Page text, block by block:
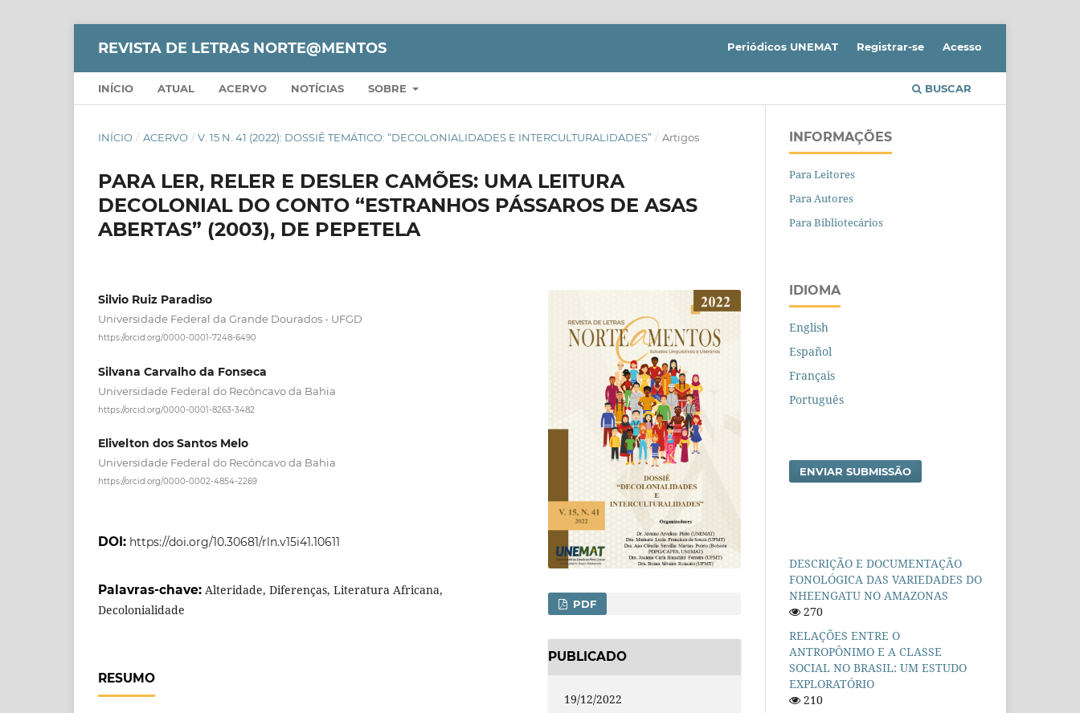
REVISTA DE LETRAS NORTE@MENTOS
INÍCIO ATUAL ACERVO NOTÍCIAS SOBRE BUSCAR
Periódicos UNEMAT Registrar-se Acesso
INÍCIO / ACERVO / V. 15 N. 41 (2022): DOSSIÊ TEMÁTICO: “DECOLONIALIDADES E INTERCULTURALIDADES” / Artigos
PARA LER, RELER E DESLER CAMÕES: UMA LEITURA
DECOLONIAL DO CONTO “ESTRANHOS PÁSSAROS DE ASAS
ABERTAS” (2003), DE PEPETELA
Silvio Ruiz Paradiso
Universidade Federal da Grande Dourados - UFGD
https://orcid.org/0000-0001-7248-6490
Silvana Carvalho da Fonseca
Universidade Federal do Recôncavo da Bahia
https://orcid.org/0000-0001-8263-3482
Elivelton dos Santos Melo
Universidade Federal do Recôncavo da Bahia
https://orcid.org/0000-0002-4854-2269
DOI: https://doi.org/10.30681/rln.v15i41.10611
Palavras-chave: Alteridade, Diferenças, Literatura Africana,
Decolonialidade
RESUMO
PDF
PUBLICADO
19/12/2022
INFORMAÇÕES
Para Leitores
Para Autores
Para Bibliotecários
IDIOMA
English
Español
Français
Português
ENVIAR SUBMISSÃO
DESCRIÇÃO E DOCUMENTAÇÃO
FONOLÓGICA DAS VARIEDADES DO
NHEENGATU NO AMAZONAS
270
RELAÇÕES ENTRE O
ANTROPÔNIMO E A CLASSE
SOCIAL NO BRASIL: UM ESTUDO
EXPLORATÓRIO
210